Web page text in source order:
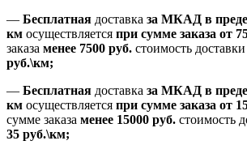
— Бесплатная доставка за МКАД в
км осуществляется при сумме заказа от
заказа менее 7500 руб. стоимость доставки
руб.\км;
— Бесплатная доставка за МКАД в
км осуществляется при сумме заказа от
сумме заказа менее 15000 руб. стоимость
35 руб.\км;